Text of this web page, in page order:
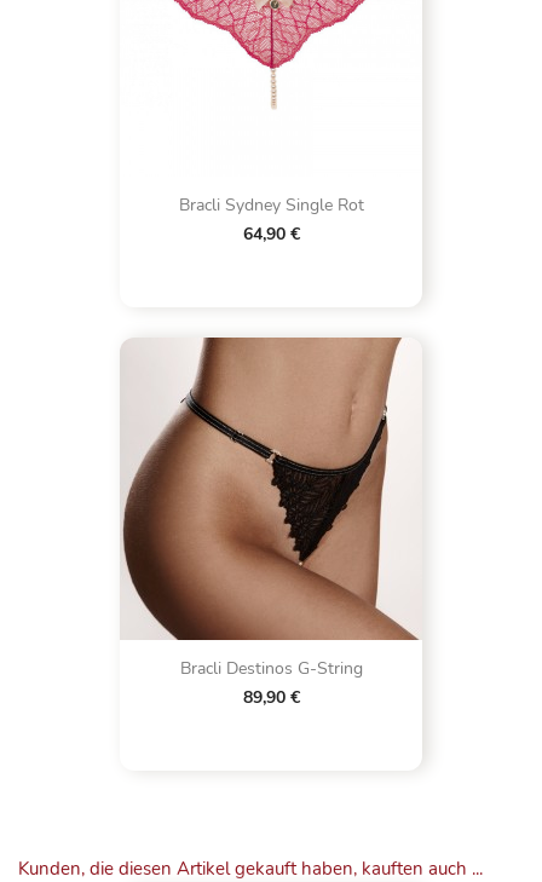
Bracli Sydney Single Rot
64,90 €
Bracli Destinos G-String
89,90 €
Kunden, die diesen Artikel gekauft haben, kauften auch ...